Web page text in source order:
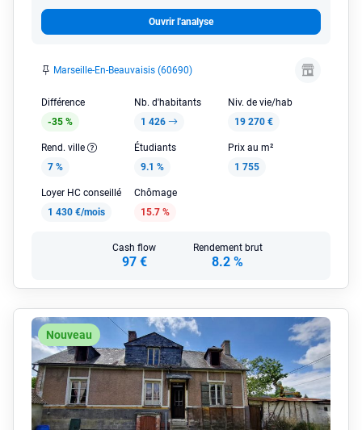
Ouvrir l'analyse
Marseille-En-Beauvaisis (60690)
Différence
-35 %
Nb. d'habitants
1 426
Niv. de vie/hab
19 270 €
Rend. ville
7 %
Étudiants
9.1 %
Prix au m²
1 755
Loyer HC conseillé
1 430 €/mois
Chômage
15.7 %
Cash flow
97 €
Rendement brut
8.2 %
Nouveau